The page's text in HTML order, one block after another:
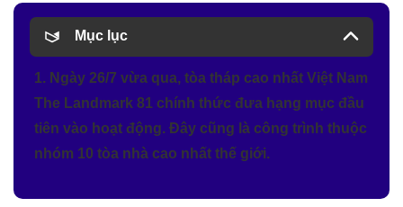
Mục lục
1. Ngày 26/7 vừa qua, tòa tháp cao nhất Việt Nam
The Landmark 81 chính thức đưa hạng mục đầu
tiên vào hoạt động. Đây cũng là công trình thuộc
nhóm 10 tòa nhà cao nhất thế giới.